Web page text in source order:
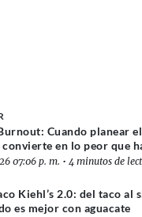
Cuando planear
convierte en lo peor que
07:06 p. m. • 4 minutos de
Kiehl’s 2.0: del taco al
es mejor con aguacate